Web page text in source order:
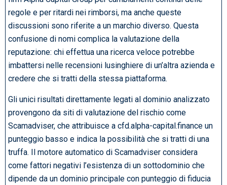
regole e per ritardi nei rimborsi, ma anche queste
discussioni sono riferite a un marchio diverso. Questa
confusione di nomi complica la valutazione della
reputazione: chi effettua una ricerca veloce potrebbe
imbattersi nelle recensioni lusinghiere di un’altra azienda e
credere che si tratti della stessa piattaforma.
Gli unici risultati direttamente legati al dominio analizzato
provengono da siti di valutazione del rischio come
Scamadviser, che attribuisce a cfd.alpha-capital.finance un
punteggio basso e indica la possibilità che si tratti di una
truffa. Il motore automatico di Scamadviser considera
come fattori negativi l’esistenza di un sottodominio che
dipende da un dominio principale con punteggio di fiducia